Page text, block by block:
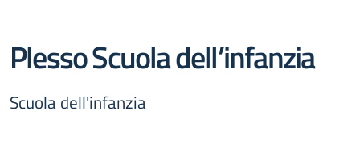
Plesso Scuola dell’infanzia
Scuola dell'infanzia